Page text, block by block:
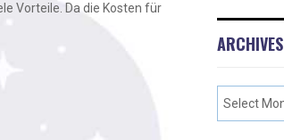
Vorteile. Da die Kosten für
ARCHIVES